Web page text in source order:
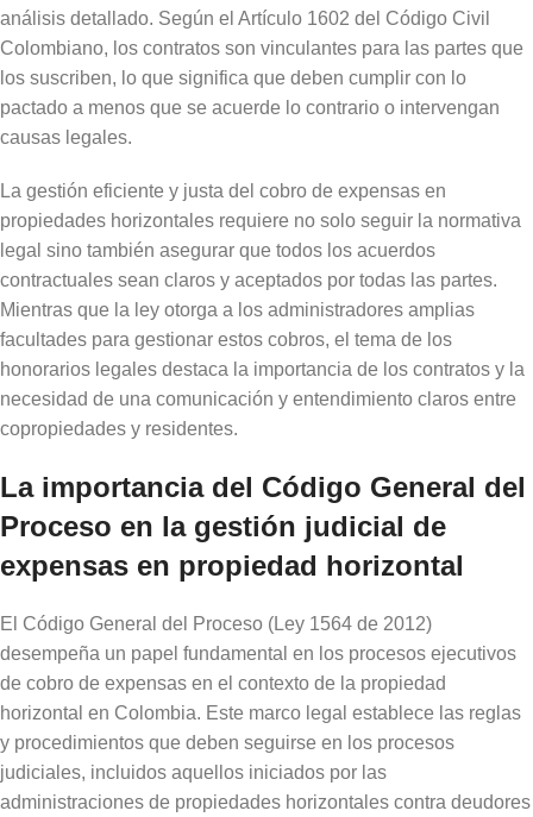
análisis detallado. Según el Artículo 1602 del Código Civil
Colombiano, los contratos son vinculantes para las partes que
los suscriben, lo que significa que deben cumplir con lo
pactado a menos que se acuerde lo contrario o intervengan
causas legales.
La gestión eficiente y justa del cobro de expensas en
propiedades horizontales requiere no solo seguir la normativa
legal sino también asegurar que todos los acuerdos
contractuales sean claros y aceptados por todas las partes.
Mientras que la ley otorga a los administradores amplias
facultades para gestionar estos cobros, el tema de los
honorarios legales destaca la importancia de los contratos y la
necesidad de una comunicación y entendimiento claros entre
copropiedades y residentes.
La importancia del Código General del
Proceso en la gestión judicial de
expensas en propiedad horizontal
El Código General del Proceso (Ley 1564 de 2012)
desempeña un papel fundamental en los procesos ejecutivos
de cobro de expensas en el contexto de la propiedad
horizontal en Colombia. Este marco legal establece las reglas
y procedimientos que deben seguirse en los procesos
judiciales, incluidos aquellos iniciados por las
administraciones de propiedades horizontales contra deudores